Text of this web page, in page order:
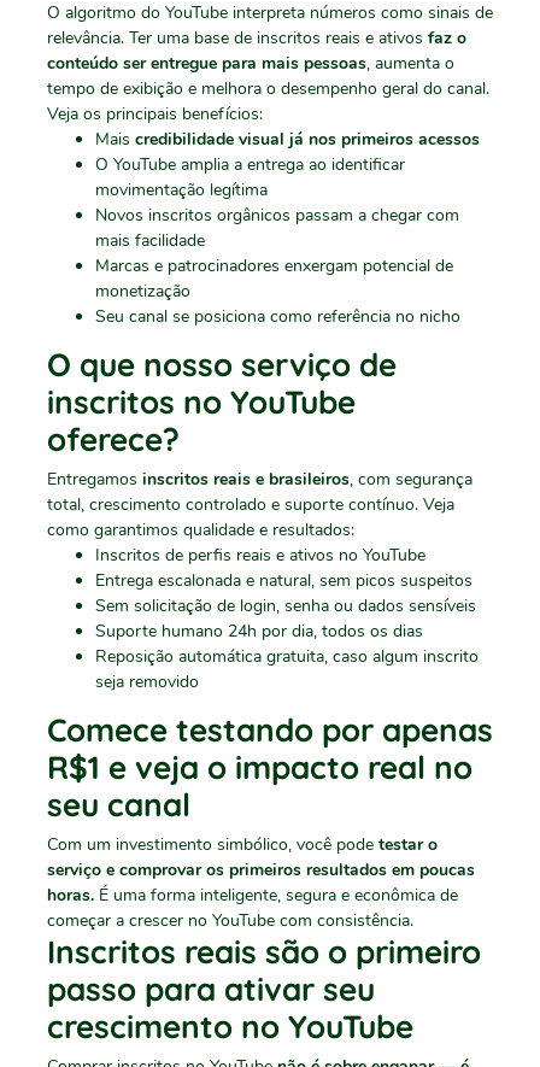
O algoritmo do YouTube interpreta números como sinais de
relevância. Ter uma base de inscritos reais e ativos faz o
conteúdo ser entregue para mais pessoas, aumenta o
tempo de exibição e melhora o desempenho geral do canal.
Veja os principais benefícios:
Mais credibilidade visual já nos primeiros acessos
O YouTube amplia a entrega ao identificar
movimentação legítima
Novos inscritos orgânicos passam a chegar com
mais facilidade
Marcas e patrocinadores enxergam potencial de
monetização
Seu canal se posiciona como referência no nicho
O que nosso serviço de
inscritos no YouTube
oferece?
Entregamos inscritos reais e brasileiros, com segurança
total, crescimento controlado e suporte contínuo. Veja
como garantimos qualidade e resultados:
Inscritos de perfis reais e ativos no YouTube
Entrega escalonada e natural, sem picos suspeitos
Sem solicitação de login, senha ou dados sensíveis
Suporte humano 24h por dia, todos os dias
Reposição automática gratuita, caso algum inscrito
seja removido
Comece testando por apenas
R$1 e veja o impacto real no
seu canal
Com um investimento simbólico, você pode testar o
serviço e comprovar os primeiros resultados em poucas
horas. É uma forma inteligente, segura e econômica de
começar a crescer no YouTube com consistência.
Inscritos reais são o primeiro
passo para ativar seu
crescimento no YouTube